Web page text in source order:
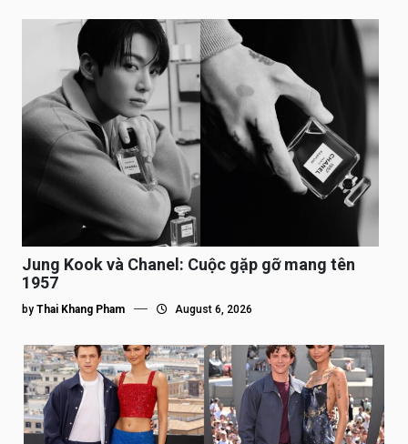
Jung Kook và Chanel: Cuộc gặp gỡ mang tên
1957
by Thai Khang Pham August 6, 2026